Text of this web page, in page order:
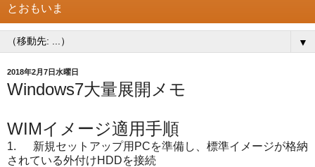
とおもいま
▼
2018年2月7日水曜日
Windows7大量展開メモ
WIMイメージ適用手順
1. 新規セットアップ用PCを準備し、標準イメージが格納
されている外付けHDDを接続